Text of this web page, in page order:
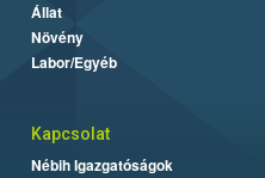
Állat
Növény
Labor/Egyéb
Kapcsolat
Nébih Igazgatóságok